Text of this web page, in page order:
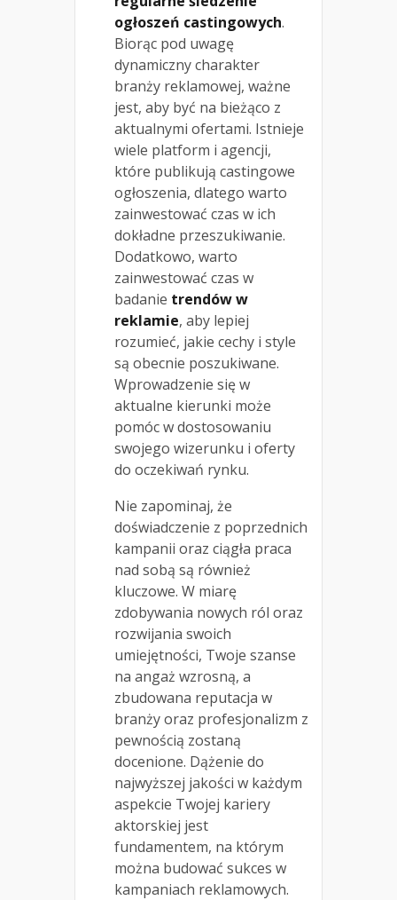
ogłoszeń castingowych.
Biorąc pod uwagę
dynamiczny charakter
branży reklamowej, ważne
jest, aby być na bieżąco z
aktualnymi ofertami. Istnieje
wiele platform i agencji,
które publikują castingowe
ogłoszenia, dlatego warto
zainwestować czas w ich
dokładne przeszukiwanie.
Dodatkowo, warto
zainwestować czas w
badanie trendów w
reklamie, aby lepiej
rozumieć, jakie cechy i style
są obecnie poszukiwane.
Wprowadzenie się w
aktualne kierunki może
pomóc w dostosowaniu
swojego wizerunku i oferty
do oczekiwań rynku.
Nie zapominaj, że
doświadczenie z poprzednich
kampanii oraz ciągła praca
nad sobą są również
kluczowe. W miarę
zdobywania nowych ról oraz
rozwijania swoich
umiejętności, Twoje szanse
na angaż wzrosną, a
zbudowana reputacja w
branży oraz profesjonalizm z
pewnością zostaną
docenione. Dążenie do
najwyższej jakości w każdym
aspekcie Twojej kariery
aktorskiej jest
fundamentem, na którym
można budować sukces w
kampaniach reklamowych.